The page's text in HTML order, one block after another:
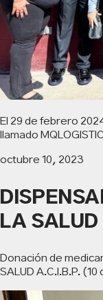
El 29 de febrero
llamado
octubre 10, 2023
LA
Donación de
SALUD A.C.I.B.P.